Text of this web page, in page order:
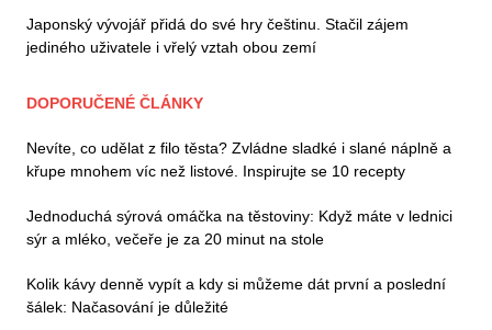
Japonský vývojář přidá do své hry češtinu. Stačil zájem
jediného uživatele i vřelý vztah obou zemí
DOPORUČENÉ ČLÁNKY
Nevíte, co udělat z filo těsta? Zvládne sladké i slané náplně a
křupe mnohem víc než listové. Inspirujte se 10 recepty
Jednoduchá sýrová omáčka na těstoviny: Když máte v lednici
sýr a mléko, večeře je za 20 minut na stole
Kolik kávy denně vypít a kdy si můžeme dát první a poslední
šálek: Načasování je důležité